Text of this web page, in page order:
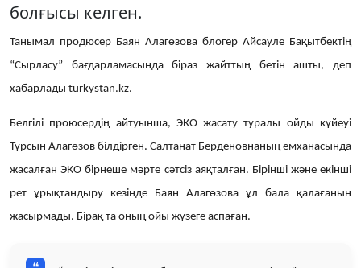
болғысы келген.
Танымал продюсер Баян Алагөзова блогер Айсауле Бақытбектің
“Сырласу” бағдарламасында біраз жайттың бетін ашты, деп
хабарлады turkystan.kz.
Белгілі проюсердің айтуынша, ЭКО жасату туралы ойды күйеуі
Тұрсын Алагөзов білдірген. Салтанат Берденовнаның емханасында
жасалған ЭКО бірнеше мәрте сәтсіз аяқталған. Бірінші және екінші
рет ұрықтандыру кезінде Баян Алагөзова ұл бала қалағанын
жасырмады. Бірақ та оның ойы жүзеге аспаған.